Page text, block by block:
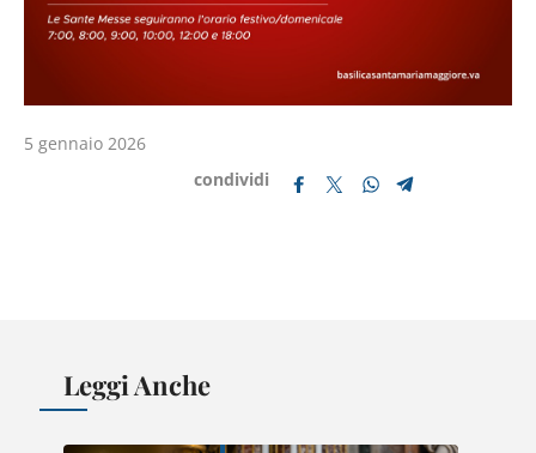
5 gennaio 2026
condividi
Leggi Anche